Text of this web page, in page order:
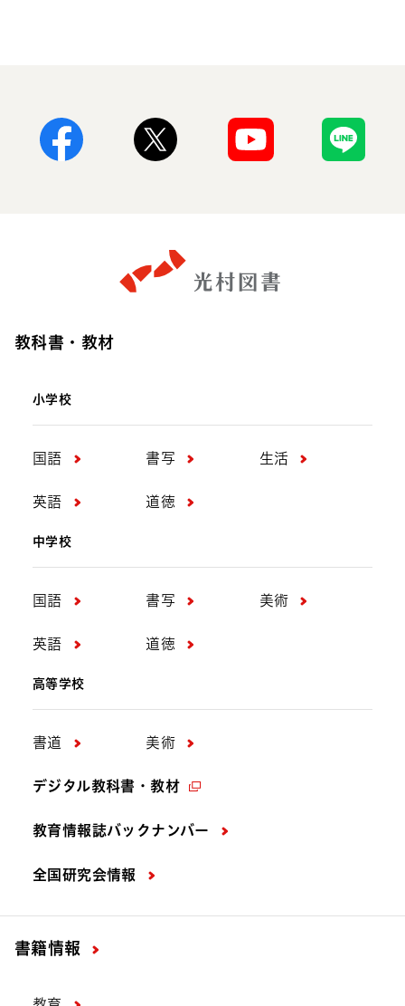
教科書・教材
小学校
国語 書写 生活
英語 道徳
中学校
国語 書写 美術
英語 道徳
高等学校
書道 美術
デジタル教科書・教材
教育情報誌バックナンバー
全国研究会情報
書籍情報